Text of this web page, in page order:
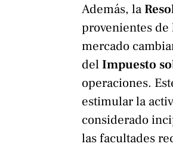
Además, la
provenientes
mercado
delImpuesto
operaciones.
estimular la
considerado
las facultades